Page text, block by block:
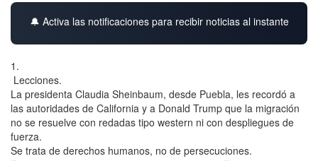
🔔 Activa las notificaciones para recibir noticias al instante
1.
Lecciones.
La presidenta Claudia Sheinbaum, desde Puebla, les recordó a
las autoridades de California y a Donald Trump que la migración
no se resuelve con redadas tipo western ni con despliegues de
fuerza.
Se trata de derechos humanos, no de persecuciones.